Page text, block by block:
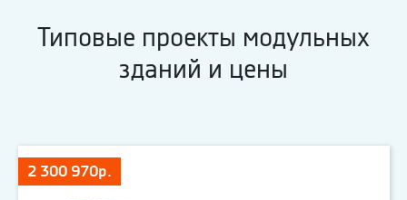
Типовые проекты модульных
зданий и цены
2 300 970р.